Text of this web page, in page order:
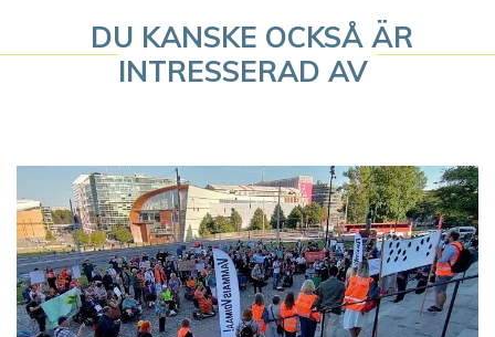
r
i
n
g
DU KANSKE OCKSÅ ÄR
INTRESSERAD AV